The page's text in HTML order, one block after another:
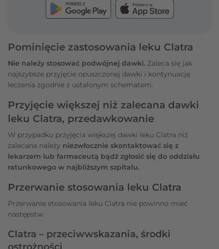
Pominięcie zastosowania leku Clatra
Nie należy stosować podwójnej dawki. Zaleca się jak
najszybsze przyjęcie opuszczonej dawki i kontynuację
leczenia zgodnie z ustalonym schematem.
Przyjęcie większej niż zalecana dawki
leku Clatra, przedawkowanie
W przypadku przyjęcia większej dawki leku Clatra niż
zalecana należy niezwłocznie skontaktować się z
lekarzem lub farmaceutą bądź zgłosić się do oddziału
ratunkowego w najbliższym szpitalu.
Przerwanie stosowania leku Clatra
Przerwanie stosowania leku Clatra nie powinno mieć
następstw.
Clatra – przeciwwskazania, środki
ostrożności